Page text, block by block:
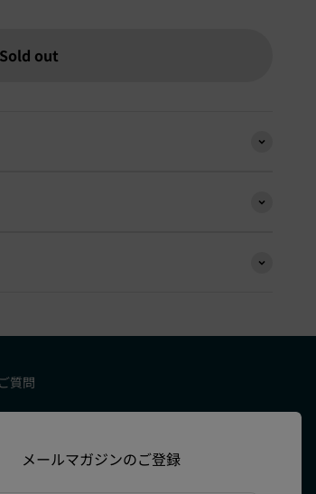
Sold out
メールマガジンのご登録
質問